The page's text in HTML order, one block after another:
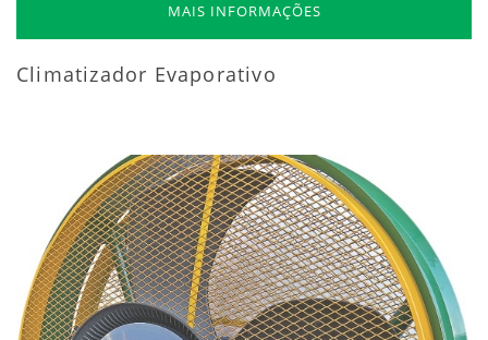
MAIS INFORMAÇÕES
Climatizador Evaporativo